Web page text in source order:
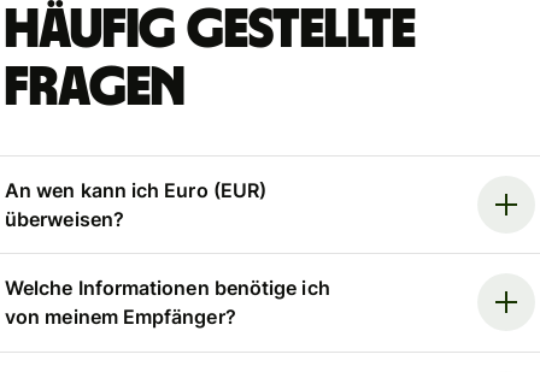
Häufig gestellte
Fragen
An wen kann ich Euro (EUR)
überweisen?
Welche Informationen benötige ich
von meinem Empfänger?